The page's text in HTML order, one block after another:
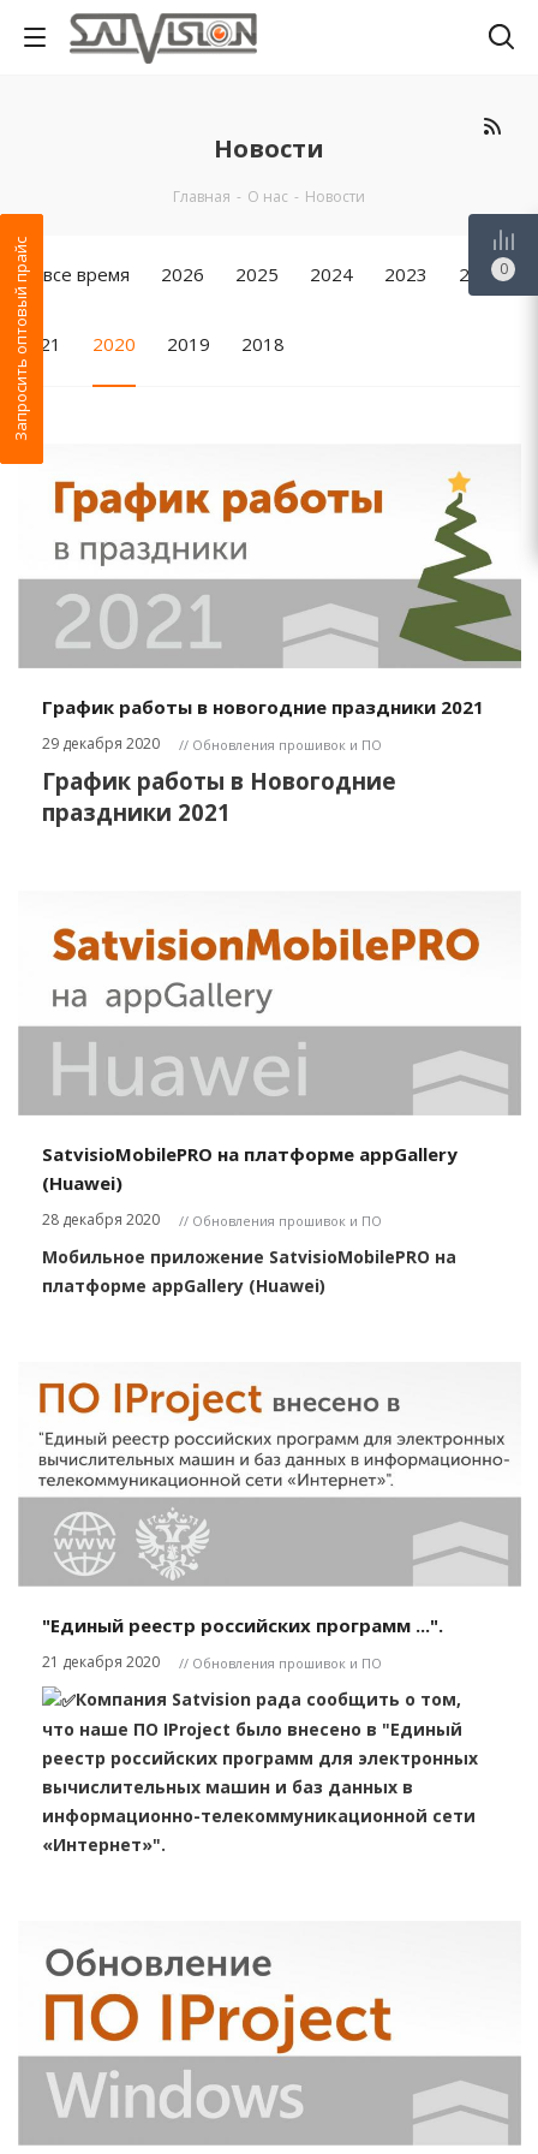
Новости
Главная - О нас - Новости
За все время 2026 2025 2024 2023 2022
2021 2020 2019 2018
График работы в новогодние праздники 2021
29 декабря 2020 // Обновления прошивок и ПО
График работы в Новогодние
праздники 2021
SatvisioMobilePRO на платформе appGallery
(Huawei)
28 декабря 2020 // Обновления прошивок и ПО
Мобильное приложение SatvisioMobilePRO на
платформе appGallery (Huawei)
"Единый реестр российских программ ...".
21 декабря 2020 // Обновления прошивок и ПО
Компания Satvision рада сообщить о том,
что наше ПО IProject было внесено в "Единый
реестр российских программ для электронных
вычислительных машин и баз данных в
информационно-телекоммуникационной сети
«Интернет»".
Запросить оптовый прайс 0